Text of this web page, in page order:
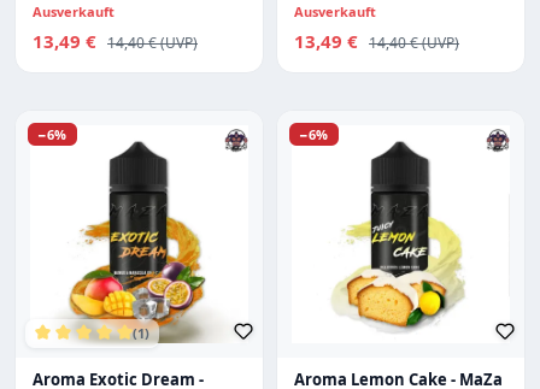
Ausverkauft
Verkaufspreis:
13,49 € Regulärer Preis:
14,40 €
Ausverkauft
Verkaufspreis:
13,49 € Regulärer Preis:
14,40 €
Rabatt
−6%
Durchschnittliche Bewertung von 5 von 5 Sternen
(1)
Aroma Exotic Dream -
Rabatt
−6%
Aroma Lemon Cake - MaZa